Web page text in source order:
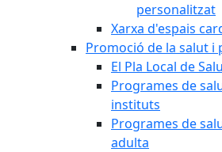
personalitzat
Xarxa d'espais
Promoció de la salut i
El Pla Local de
Programes de
instituts
Programes de
adulta